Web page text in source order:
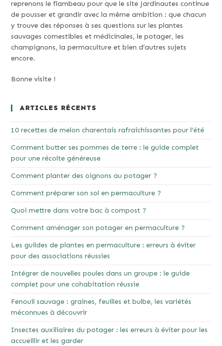
reprenons le flambeau pour que le site Jardinautes continue
de pousser et grandir avec la même ambition : que chacun
y trouve des réponses à ses questions sur les plantes
sauvages comestibles et médicinales, le potager, les
champignons, la permaculture et bien d’autres sujets
encore.
Bonne visite !
ARTICLES RÉCENTS
10 recettes de melon charentais rafraîchissantes pour l’été
Comment butter ses pommes de terre : le guide complet
pour une récolte généreuse
Comment planter des oignons au potager ?
Comment préparer son sol en permaculture ?
Quoi mettre dans votre bac à compost ?
Comment aménager son potager en permaculture ?
Les guildes de plantes en permaculture : erreurs à éviter
pour des associations réussies
Intégrer de nouvelles poules dans un groupe : le guide
complet pour une cohabitation réussie
Fenouil sauvage : graines, feuilles et bulbe, les variétés
méconnues à découvrir
Insectes auxiliaires du potager : les erreurs à éviter pour les
accueillir et les garder